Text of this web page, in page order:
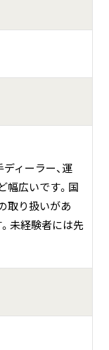
には、働くスタ
ながると考えて
ライフバランス
指定工場・JA指
指定工場・損害保
修理工場
ィーラー、運
幅広いです。国
取り扱いがあ
未経験者には先